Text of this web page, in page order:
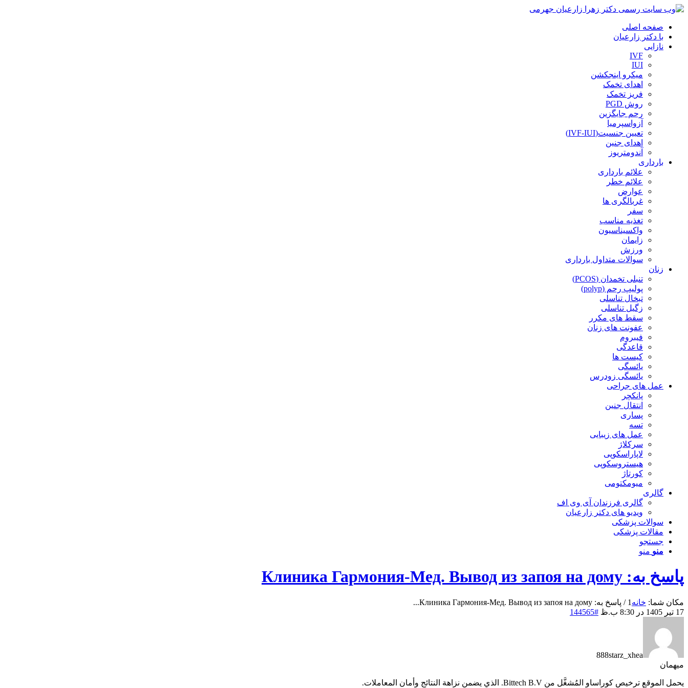
صفحه اصلی
با دکتر زارعیان
نازایی
IVF
IUI
میکرو اینجکشن
اهدای تخمک
فریز تخمک
روش PGD
رحم جایگزین
آزواسپرمیا
تعیین جنسیت(IVF-IUI)
اهدای جنین
آندومتریوز
بارداری
علائم بارداری
علائم خطر
عوارض
غربالگری ها
سفر
تغذیه مناسب
واکسیناسیون
زایمان
ورزش
سوالات متداول بارداری
زنان
تنبلی تخمدان (PCOS)
پولیپ رحم (polyp)
تبخال تناسلی
زگیل تناسلی
سقط های مکرر
عفونت های زنان
فیبروم
قاعدگی
کیست ها
یائسگی
یائسگی زودرس
عمل های جراحی
پانکچر
انتقال جنین
پساری
تسه
عمل های زیبایی
سرکلاژ
لاپاراسکوپی
هیستروسکوپی
کورتاژ
میومکتومی
گالری
گالری فرزندان آی وی اف
ویدیو های دکتر زارعیان
سوالات پزشکی
مقالات پزشکی
جستجو
منو منو
پاسخ به: Клиника Гармония-Мед. Вывод из запоя на дому
مکان شما: خانه 1
/ پاسخ به: Клиника Гармония-Мед. Вывод из запоя на дому...
17 تیر 1405 در 8:30 ب.ظ
#144565
888starz_xhea
میهمان
يحمل الموقع ترخيص كوراساو المُشغَّل من Bittech B.V. الذي يضمن نزاهة النتائج وأمان المعاملات.